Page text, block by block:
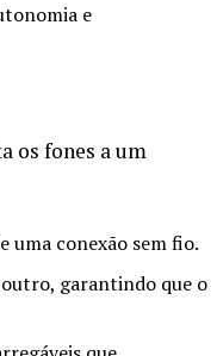
e
os fones a um
uma conexão sem fio.
garantindo que o